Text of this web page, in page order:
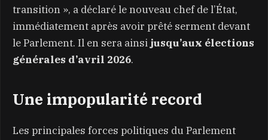
transition », a déclaré le nouveau chef de l’État,
immédiatement après avoir prêté serment devant
le Parlement. Il en sera ainsi jusqu’aux élections
générales d’avril 2026.
Une impopularité record
Les principales forces politiques du Parlement